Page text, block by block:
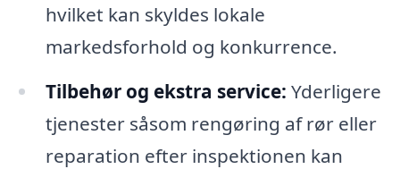
hvilket kan skyldes lokale
markedsforhold og konkurrence.
Tilbehør og ekstra service: Yderligere
tjenester såsom rengøring af rør eller
reparation efter inspektionen kan